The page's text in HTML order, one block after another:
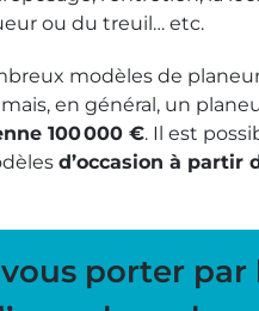
ou du treuil… etc.
modèles de
en général, un
100 000 €. Il est
d’occasion à partir
porter par